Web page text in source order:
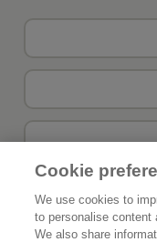
首頁
Cookie
We use cookies to
to personalise content
We also share